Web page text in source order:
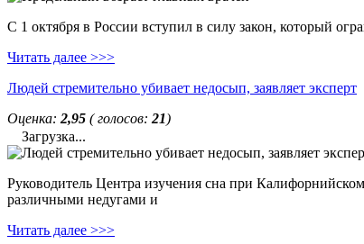
С 1 октября в России вступил в силу закон, который
Читать далее >>>
Людей стремительно убивает недосып, заявляет эксперт
Оценка: 2,95 ( голосов: 21)
Загрузка...
Руководитель Центра изучения сна при
различными недугами и
Читать далее >>>